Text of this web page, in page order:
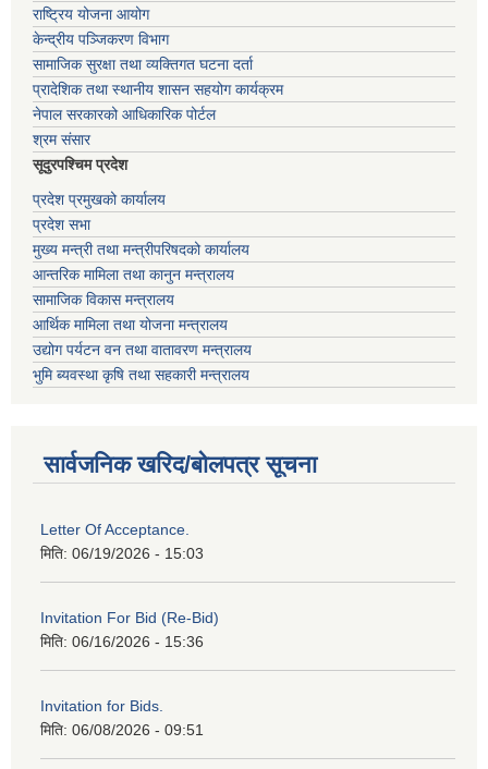
राष्ट्रिय योजना आयोग
केन्द्रीय पञ्जिकरण विभाग
सामाजिक सुरक्षा तथा व्यक्तिगत घटना दर्ता
प्रादेशिक तथा स्थानीय शासन सहयोग कार्यक्रम
नेपाल सरकारको आधिकारिक पोर्टल
श्रम संसार
सूदुरपश्चिम प्रदेश
प्रदेश प्रमुखको कार्यालय
प्रदेश सभा
मुख्य मन्त्री तथा मन्त्रीपरिषदको कार्यालय
आन्तरिक मामिला तथा कानुन मन्त्रालय
सामाजिक विकास मन्त्रालय
आर्थिक मामिला तथा योजना मन्त्रालय
उद्योग पर्यटन वन तथा वातावरण मन्त्रालय
भुमि ब्यवस्था कृषि तथा सहकारी मन्त्रालय
सार्वजनिक खरिद/बोलपत्र सूचना
Letter Of Acceptance.
मिति: 06/19/2026 - 15:03
Invitation For Bid (Re-Bid)
मिति: 06/16/2026 - 15:36
Invitation for Bids.
मिति: 06/08/2026 - 09:51